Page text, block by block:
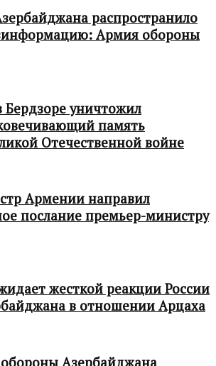
распространило
Армия обороны
уничтожил
память
Отечественной войне
Армении направил
послание премьер-министру
жесткой реакции России
в отношении Арцаха
Азербайджана